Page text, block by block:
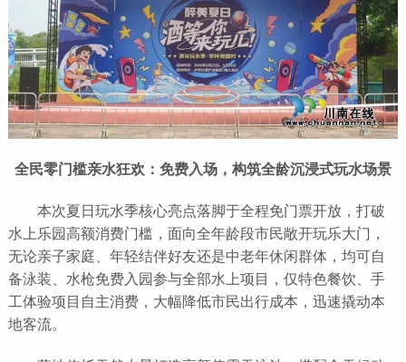
全民零门槛亲水狂欢：免费入场，构筑全龄沉浸式玩水场景
本次夏日玩水季核心亮点落脚于全程免门票开放，打破
水上乐园高额消费门槛，面向全年龄段市民敞开玩乐大门，
无论亲子家庭、年轻结伴好友还是中老年休闲群体，均可自
备泳装、水枪免费入园参与全部水上项目，仅特色餐饮、手
工体验项目自主消费，大幅降低市民出行成本，迅速撬动本
地客流。